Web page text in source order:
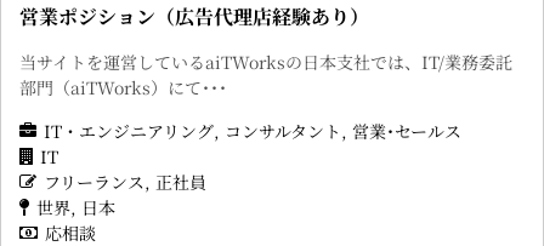
営業ポジション（広告代理店経験あり）
当サイトを運営しているaiTWorksの日本支社では、IT/業務委託
部門（aiTWorks）にて･･･
IT・エンジニアリング コンサルタント 営業･セールス
IT
フリーランス 正社員
世界 日本
応相談